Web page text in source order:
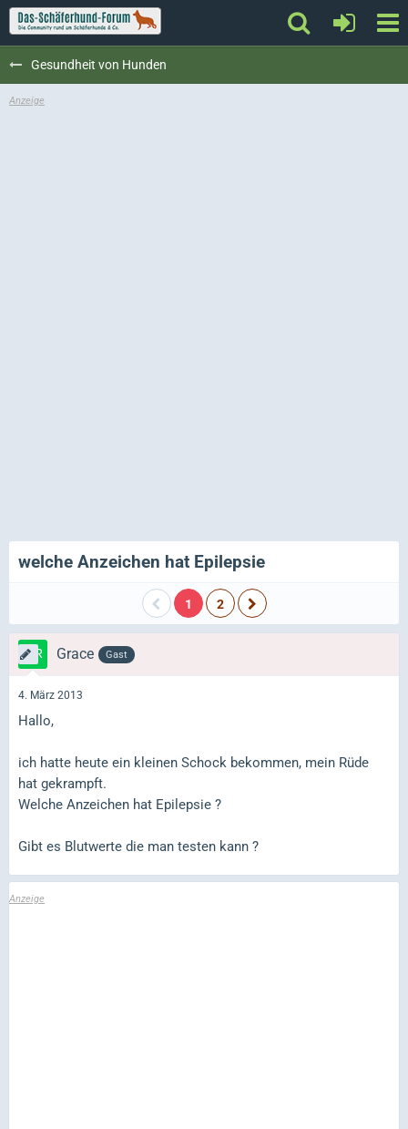
Gesundheit von Hunden
welche Anzeichen hat Epilepsie
1 2
Grace Gast
4. März 2013
Hallo,
ich hatte heute ein kleinen Schock bekommen, mein Rüde
hat gekrampft.
Welche Anzeichen hat Epilepsie ?
Gibt es Blutwerte die man testen kann ?